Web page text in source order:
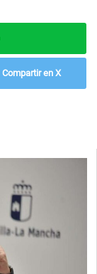
Compartir en X